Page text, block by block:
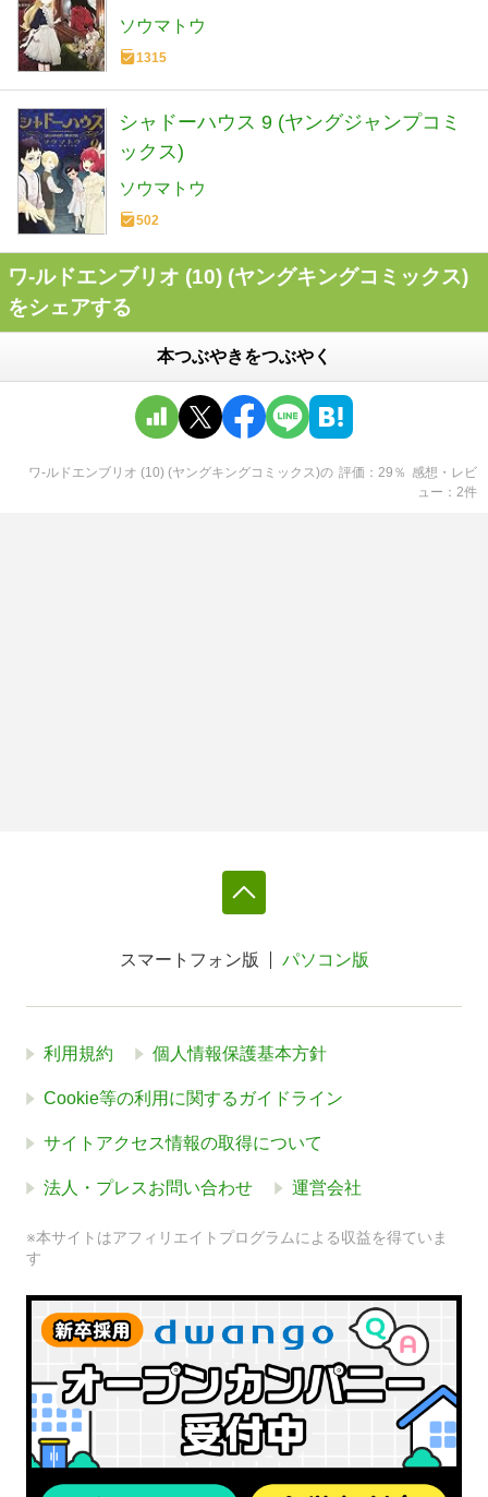
ソウマトウ
1315
シャドーハウス 9 (ヤングジャンプコミ
ックス)
ソウマトウ
502
ワ-ルドエンブリオ (10) (ヤングキングコミックス)
をシェアする
本つぶやきをつぶやく
ワ-ルドエンブリオ (10) (ヤングキングコミックス)の 評価 29 ％ 感想・レビ
ュー
2件
スマートフォン版 パソコン版
利用規約 個人情報保護基本方針
Cookie等の利用に関するガイドライン
サイトアクセス情報の取得について
法人・プレスお問い合わせ 運営会社
※本サイトはアフィリエイトプログラムによる収益を得ていま
す